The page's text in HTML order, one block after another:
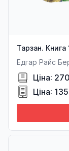
Тарзан. Книга
Едгар Райс
Ціна:
Ціна: